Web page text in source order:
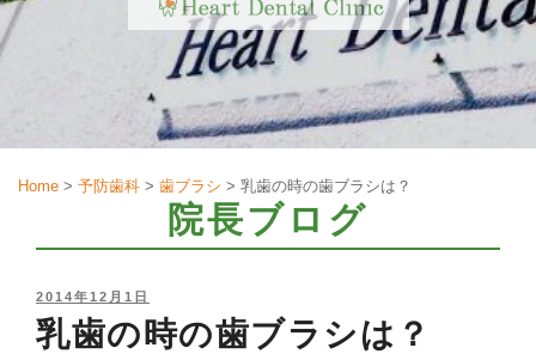
Home > 予防歯科 > 歯ブラシ > 乳歯の時の歯ブラシは？
院長ブログ
POSTED
ON
2014年12月1日
乳歯の時の歯ブラシは？